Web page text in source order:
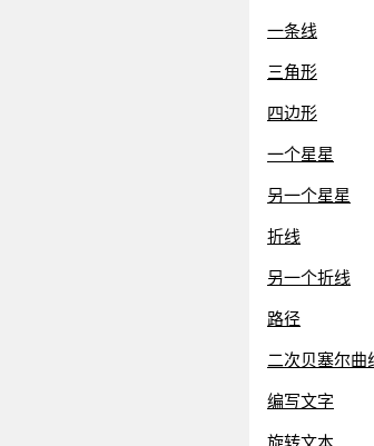
一条线
三角形
四边形
一个星星
另一个星星
折线
另一个折线
路径
二次贝塞尔曲
编写文字
旋转文本